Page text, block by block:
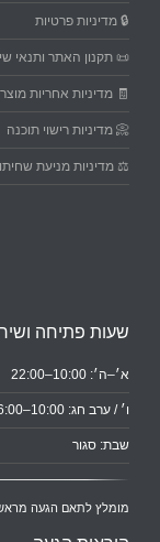
🔒 מדיניות פרטיות
📜 תקנון האתר ותנאי
🧾 מדיניות אחריות
📀 מדיניות רישוי תוכנה
⚖️ מדיניות מניעת
שעות פתיחה
א׳–ה׳: 10:00–22:00
ו׳ / ערב חג: 10:00–16:00
שבת: סגור
מומלץ לתאם הגעה